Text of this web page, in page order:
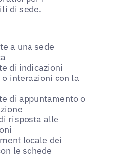
di sede.
a una sede
di indicazioni
interazioni con la
di appuntamento o
risposta alle
locale dei
le schede